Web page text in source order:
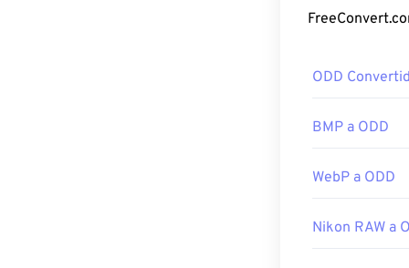
los convierte
¿Cómo
programa
Desarrollado
ODD
BMP a ODD
WebP a ODD
Nikon RAW a